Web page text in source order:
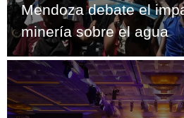
Mendoza debate el
minería sobre el agua